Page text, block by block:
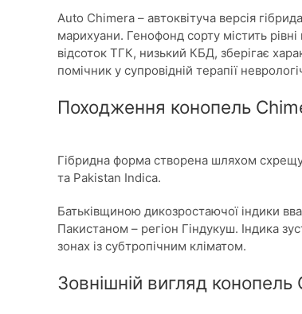
Auto Chimera – автоквітуча версія
марихуани. Генофонд сорту містить
відсоток ТГК, низький КБД, зберігає
помічник у супровідній терапії
Походження конопель
Гібридна форма створена шляхом
та Pakistan Indica.
Батьківщиною дикозростаючої індики
Пакистаном – регіон Гіндукуш. Індика
зонах із субтропічним кліматом.
Зовнішній вигляд конопель